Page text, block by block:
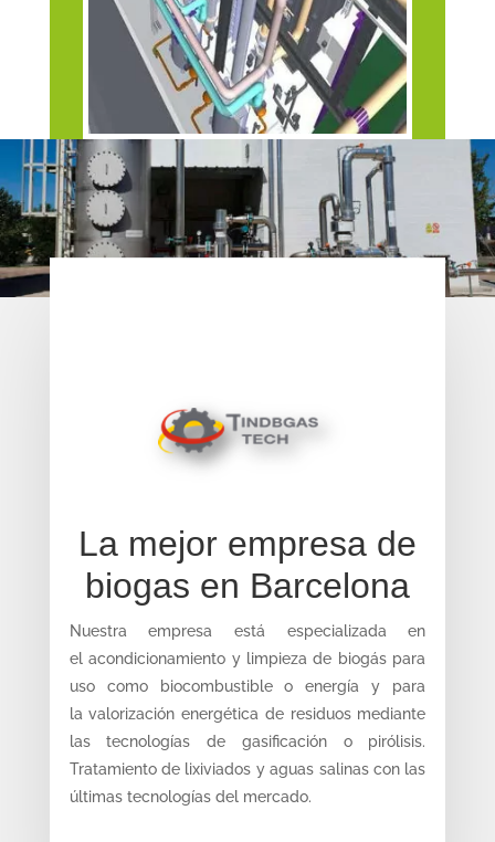
La mejor empresa de
biogas en Barcelona
Nuestra empresa está especializada en
elacondicionamiento y limpieza de biogáspara
uso como biocombustible o energía y para
lavalorización energética de residuosmediante
las tecnologías de gasificación o pirólisis.
Tratamiento de lixiviados y aguas salinas con las
últimas tecnologías del mercado.